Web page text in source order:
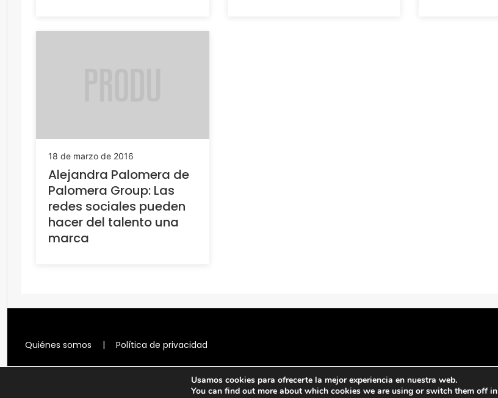
18 de marzo de 2016
Alejandra Palomera de
Palomera Group: Las
redes sociales pueden
hacer del talento una
marca
Quiénes somos | Política de privacidad
Usamos cookies para ofrecerte la mejor experiencia en nuestra web.
You can find out more about which cookies we are using or switch them off in